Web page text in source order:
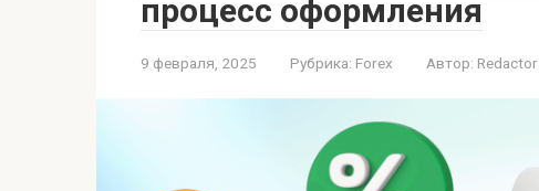
процесс оформления
9 февраля, 2025 Рубрика: Forex Автор: Redactor